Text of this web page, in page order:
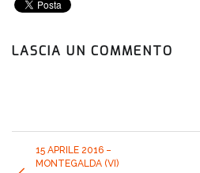
LASCIA UN COMMENTO
15 APRILE 2016 –
MONTEGALDA (VI)